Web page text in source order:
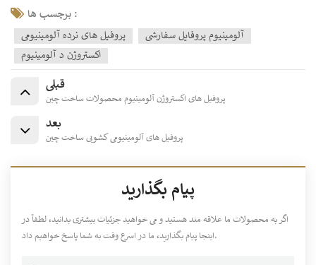
برچسب ها :
پروفیل های نرده آلومینیومی
آلومینیوم پروفایل سفارشی
اکستروژن د آلومینیوم
قبلی
پروفیل های اکستروژن آلومینیوم محصولات ساخت چین
بعد
پروفیل های آلومینیومی کشویی ساخت چین
پیام بگذارید
اگر به محصولات ما علاقه مند هستید و می خواهید جزئیات بیشتری بدانید، لطفاً در
اینجا پیام بگذارید، ما در اسرع وقت به شما پاسخ خواهیم داد.